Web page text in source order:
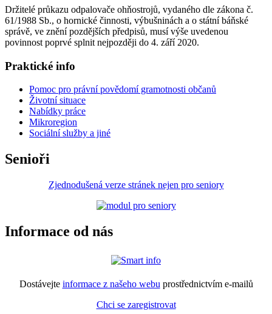
Držitelé průkazu odpalovače ohňostrojů, vydaného dle zákona č.
61/1988 Sb., o hornické činnosti, výbušninách a o státní báňské
správě, ve znění pozdějších předpisů, musí výše uvedenou
povinnost poprvé splnit nejpozději do 4. září 2020.
Praktické info
Pomoc pro právní povědomí gramotnosti občanů
Životní situace
Nabídky práce
Mikroregion
Sociální služby a jiné
Senioři
Zjednodušená verze stránek nejen pro seniory
Informace od nás
Dostávejte informace z našeho webu prostřednictvím e-mailů
Chci se zaregistrovat